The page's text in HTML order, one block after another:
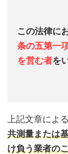
この法律に
条の五第一
を営む者を
上記文章による
共測量または
け負う業者の